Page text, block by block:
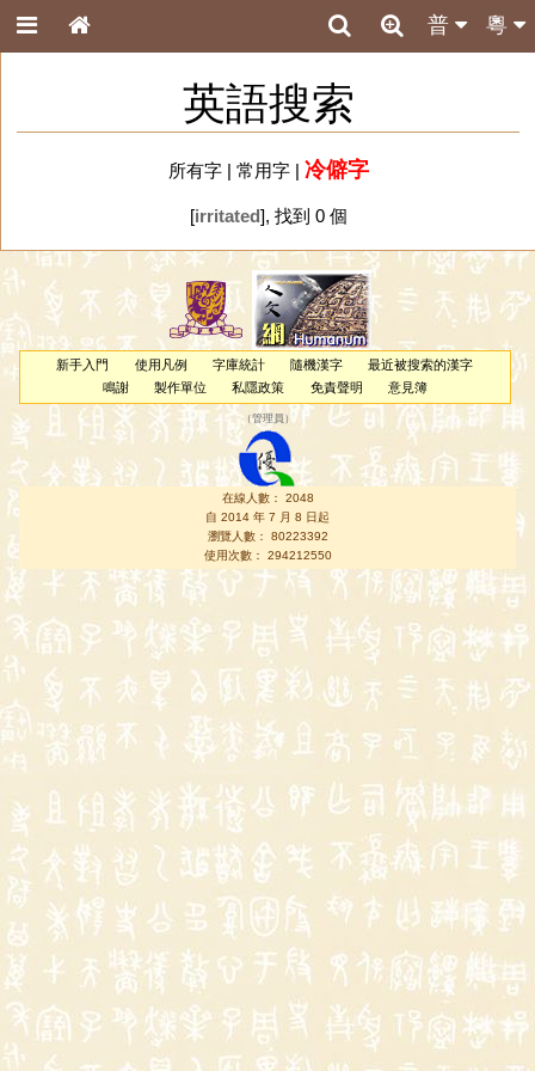
粵
普
英語搜索
所有字| 常用字| 冷僻字
[irritated], 找到 0 個
新手入門 使用凡例 字庫統計 隨機漢字
最近被搜索的漢字
鳴謝
製作單位 私隱政策 免責聲明 意見簿
（管理員 ）
在線人數： 2048
自 2014 年 7 月 8 日起
瀏覽人數： 80223392
使用次數： 294212550